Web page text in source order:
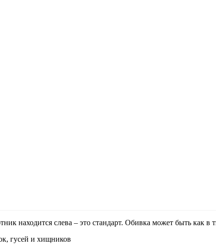
находится слева – это стандарт. Обивка может быть как в
гусей и хищников